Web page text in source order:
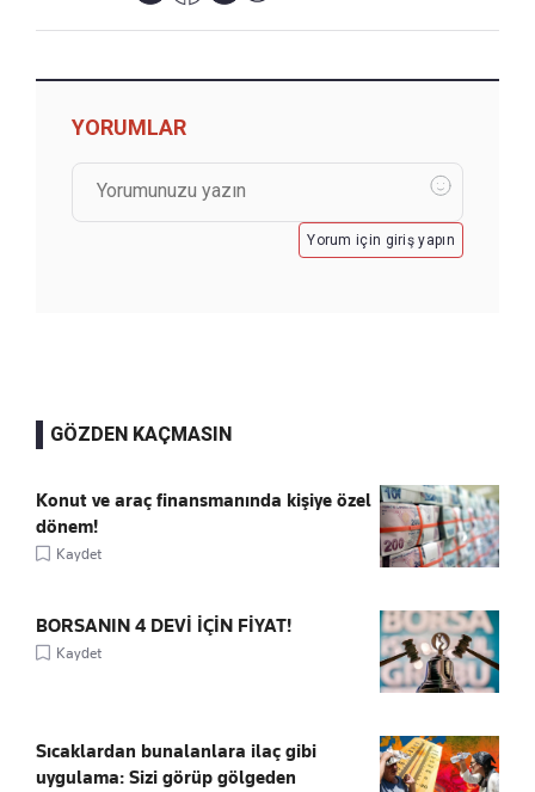
YORUMLAR
Yorum için giriş yapın
GÖZDEN KAÇMASIN
Konut ve araç finansmanında kişiye özel
dönem!
Kaydet
BORSANIN 4 DEVİ İÇİN FİYAT!
Kaydet
Sıcaklardan bunalanlara ilaç gibi
uygulama: Sizi görüp gölgeden